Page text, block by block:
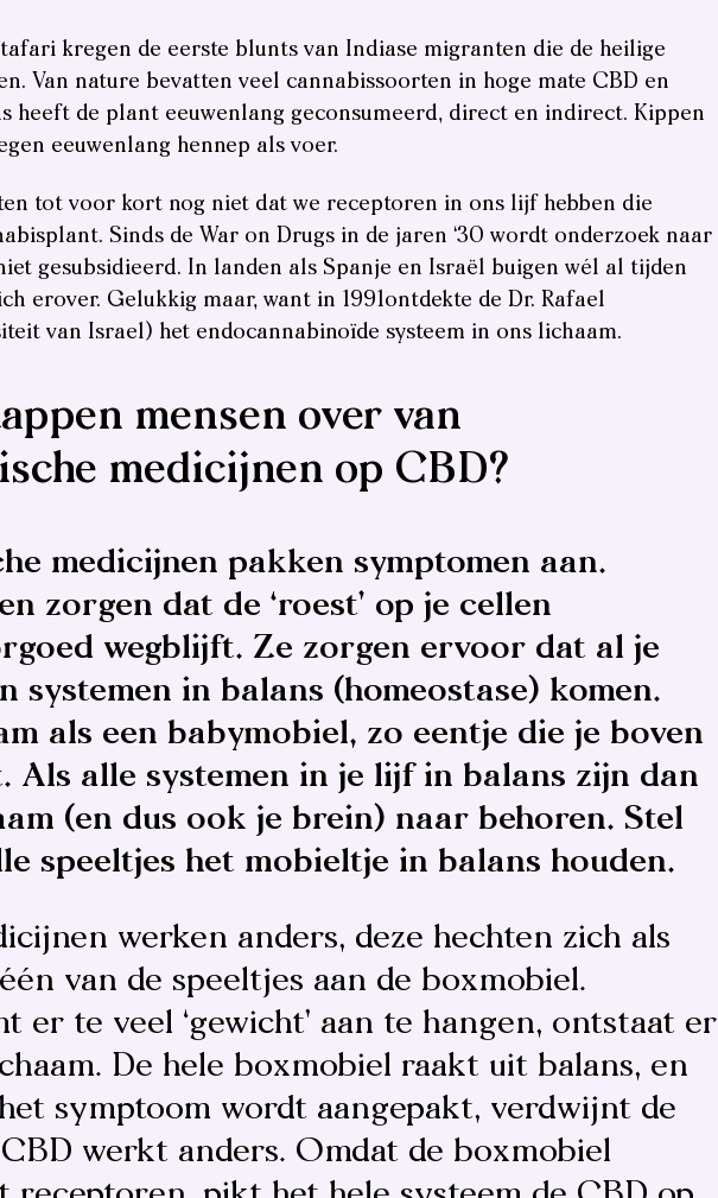
kregen de eerste blunts van Indiase migranten die de heilige
Van nature bevatten veel cannabissoorten in hoge mate CBD en
heeft de plant eeuwenlang geconsumeerd, direct en indirect. Kippen
eeuwenlang hennep als voer.
tot voor kort nog niet dat we receptoren in ons lijf hebben die
Sinds de War on Drugs in de jaren ‘30 wordt onderzoek naar
gesubsidieerd. In landen als Spanje en Israël buigen wél al tijden
erover. Gelukkig maar, want in 1991ontdekte de Dr. Rafael
van Israel) het endocannabinoïde systeem in ons lichaam.
mensen over van
medicijnen op CBD?
medicijnen pakken symptomen aan.
zorgen dat de ‘roest’ op je cellen
wegblijft. Ze zorgen ervoor dat al je
systemen in balans (homeostase) komen.
als een babymobiel, zo eentje die je boven
Als alle systemen in je lijf in balans zijn dan
(en dus ook je brein) naar behoren. Stel
speeltjes het mobieltje in balans houden.
werken anders, deze hechten zich als
van de speeltjes aan de boxmobiel.
er te veel ‘gewicht’ aan te hangen, ontstaat er
De hele boxmobiel raakt uit balans, en
symptoom wordt aangepakt, verdwijnt de
CBD werkt anders. Omdat de boxmobiel